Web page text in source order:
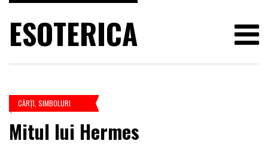
ESOTERICA
CĂRŢI SIMBOLURI
Mitul lui Hermes